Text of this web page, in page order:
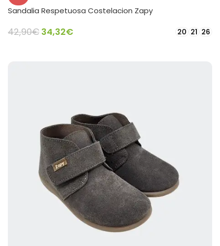
Sandalia Respetuosa Costelacion Zapy
42,90€ 34,32€ 20 21 26